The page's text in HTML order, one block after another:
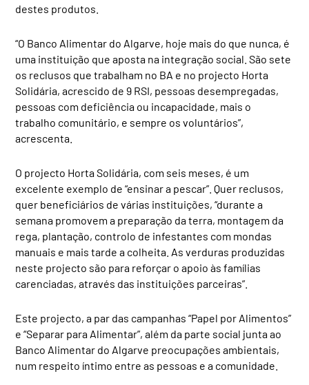
destes produtos.
“O Banco Alimentar do Algarve, hoje mais do que nunca, é
uma instituição que aposta na integração social. São sete
os reclusos que trabalham no BA e no projecto Horta
Solidária, acrescido de 9 RSI, pessoas desempregadas,
pessoas com deficiência ou incapacidade, mais o
trabalho comunitário, e sempre os voluntários”,
acrescenta.
O projecto Horta Solidária, com seis meses, é um
excelente exemplo de “ensinar a pescar”. Quer reclusos,
quer beneficiários de várias instituições, “durante a
semana promovem a preparação da terra, montagem da
rega, plantação, controlo de infestantes com mondas
manuais e mais tarde a colheita. As verduras produzidas
neste projecto são para reforçar o apoio às famílias
carenciadas, através das instituições parceiras”.
Este projecto, a par das campanhas “Papel por Alimentos”
e “Separar para Alimentar”, além da parte social junta ao
Banco Alimentar do Algarve preocupações ambientais,
num respeito íntimo entre as pessoas e a comunidade.